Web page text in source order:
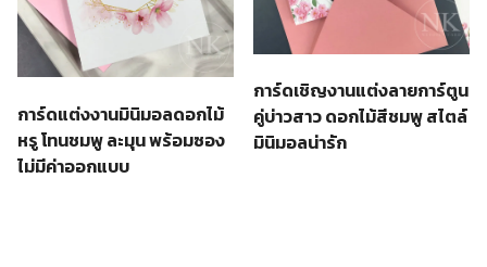
การ์ดแต่งงานมินิมอลดอกไม้
หรู โทนชมพู ละมุน พร้อมซอง
ไม่มีค่าออกแบบ
การ์ดเชิญงานแต่งลายการ์ตูน
คู่บ่าวสาว ดอกไม้สีชมพู สไตล์
มินิมอลน่ารัก